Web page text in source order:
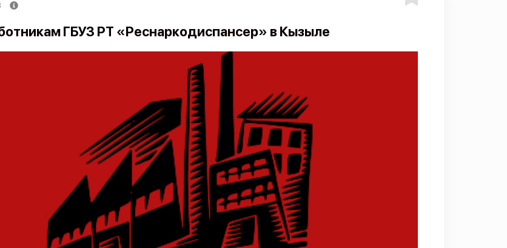
ГБУЗ РТ «Реснаркодиспансер» в Кызыле